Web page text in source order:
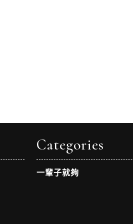
Categories
一輩子就夠